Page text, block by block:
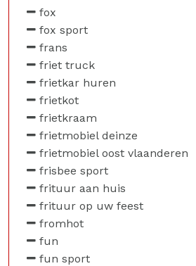
fox
fox sport
frans
friet truck
frietkar huren
frietkot
frietkraam
frietmobiel deinze
frietmobiel oost vlaanderen
frisbee sport
frituur aan huis
frituur op uw feest
fromhot
fun
fun sport